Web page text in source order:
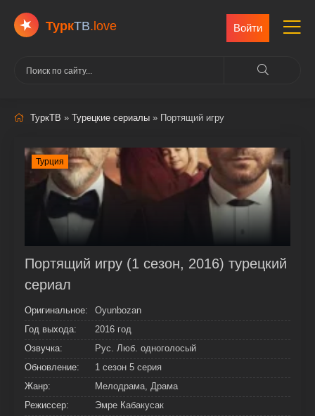
ТуркТВ.love Войти
ТуркТВ » Турецкие сериалы » Портящий игру
Турция
Портящий игру (1 сезон, 2016) турецкий
сериал
Оригинальное:
Oyunbozan
Год выхода:
2016 год
Озвучка:
Рус. Люб. одноголосый
Обновление:
1 сезон 5 серия
Жанр:
Мелодрама, Драма
Режиссер:
Эмре Кабакусак